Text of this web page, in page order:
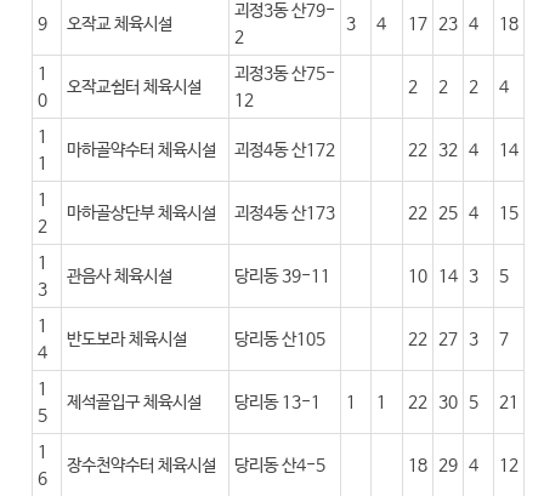
9 오작교 체육시설
괴정3동 산79-
2
3 4 17 23 4 18
1
0
오작교쉼터 체육시설
괴정3동 산75-
12
2 2 2 4
1
1
마하골약수터 체육시설 괴정4동 산172 22 32 4 14
1
2
마하골상단부 체육시설 괴정4동 산173 22 25 4 15
1
3
관음사 체육시설 당리동 39-11 10 14 3 5
1
4
반도보라 체육시설 당리동 산105 22 27 3 7
1
5
제석골입구 체육시설 당리동 13-1 1 1 22 30 5 21
1
6
장수천약수터 체육시설 당리동 산4-5 18 29 4 12